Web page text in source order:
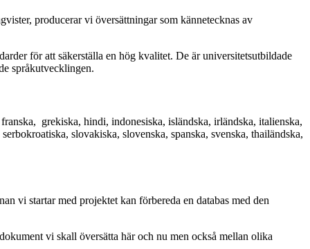
producerar vi översättningar som kännetecknas av
för att säkerställa en hög kvalitet. De är universitetsutbildade
språkutvecklingen.
grekiska, hindi, indonesiska, isländska, irländska, italienska,
slovakiska, slovenska, spanska, svenska, thailändska,
vi startar med projektet kan förbereda en databas med den
vi skall översätta här och nu men också mellan olika